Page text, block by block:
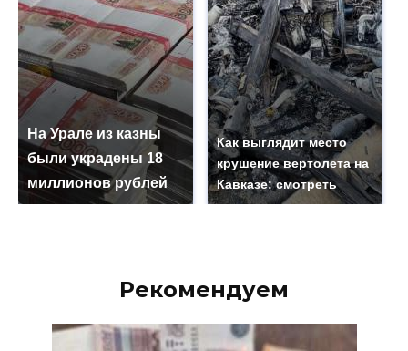
На Урале из казны
были украдены 18
миллионов рублей
Как выглядит место
крушение вертолета на
Кавказе: смотреть
Рекомендуем